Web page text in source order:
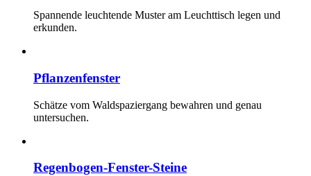
Spannende leuchtende Muster am Leuchttisch legen und
erkunden.
Pflanzenfenster
Schätze vom Waldspaziergang bewahren und genau
untersuchen.
Regenbogen-Fenster-Steine